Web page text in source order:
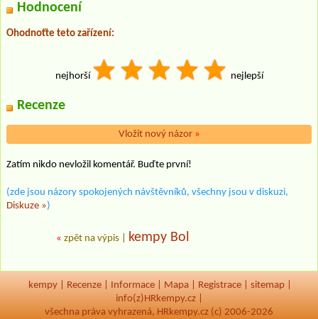
Hodnocení
Ohodnoťte teto zařízení:
nejhorší nejlepší
Recenze
Vložit nový názor »
Zatím nikdo nevložil komentář. Buďte první!
(zde jsou názory spokojených návštěvníků, všechny jsou v diskuzi,
Diskuze »)
« zpět na výpis kempy Bol
kempy Recenze Informace Mapa Registrace sitemap
info(z)HRkempy.cz |
všechna práva vyhrazená, HRkempy.cz (c) 2006-2026